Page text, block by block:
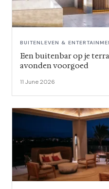
BUITENLEVEN &
Een buitenbar op je
avonden voorgoed
11 June 2026